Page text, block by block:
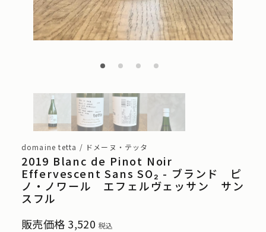
domaine tetta / ドメーヌ・テッタ
2019 Blanc de Pinot Noir
Effervescent Sans SO₂ - ブランド ピ
ノ・ノワール エフェルヴェッサン サン
スフル
販売価格 3,520 税込